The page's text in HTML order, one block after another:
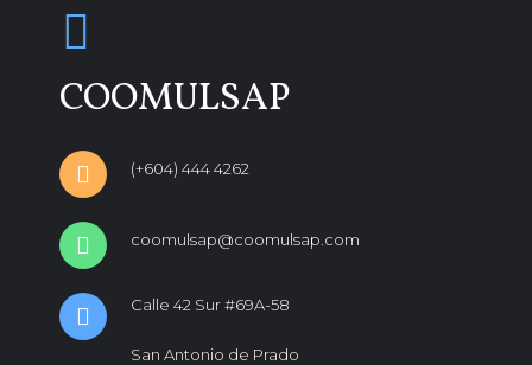
COOMULSAP
(+604) 444 4262
coomulsap@coomulsap.com
Calle 42 Sur #69A-58
San Antonio de Prado